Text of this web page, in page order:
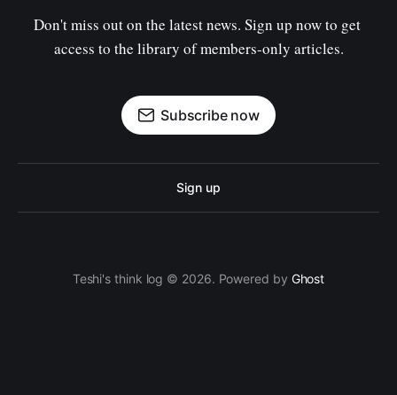
Don't miss out on the latest news. Sign up now to get
access to the library of members-only articles.
Subscribe now
Sign up
Teshi's think log © 2026. Powered by Ghost